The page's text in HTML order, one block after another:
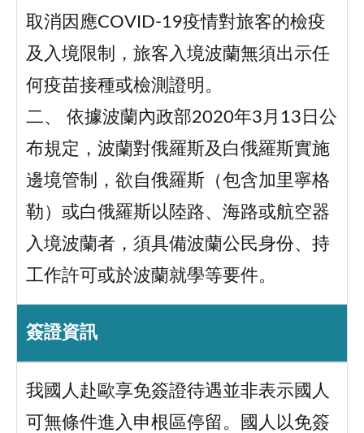
取消因應COVID-19疫情對旅客的檢疫
及入境限制，旅客入境波蘭無須出示任
何疫苗接種或檢測證明。
二、 依據波蘭內政部2020年3月13日公
布規定，波蘭對俄羅斯及白俄羅斯實施
邊境管制，欲自俄羅斯（包含加里寧格
勒）或白俄羅斯以陸路、海路或航空器
入境波蘭者，須具備波蘭公民身份、持
工作許可或於波蘭就學等要件。
簽證資訊
我國人赴歐享免簽證待遇並非表示國人
可無條件進入申根區停留。國人以免簽